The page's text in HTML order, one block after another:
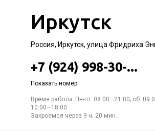
Иркутск
Россия, Иркутск, улица Фридриха
+7 (924) 998-30-...
Показать номер
Время работы: Пн-пт: 08:00—21:00; сб:
10:00—18:00
Закроемся через 9 ч. 20 мин.